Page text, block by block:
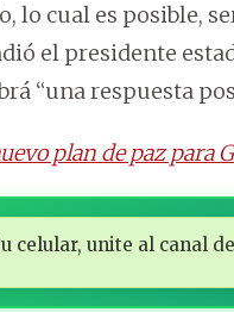
lo cual es posible,
el presidente
“una respuesta
plan de paz para
celular, unite al canal